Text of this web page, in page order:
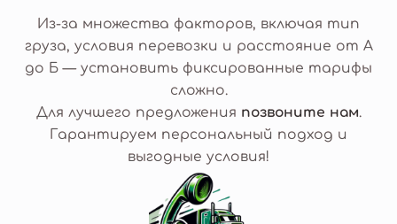
Из-за множества факторов, включая тип
груза, условия перевозки и расстояние от А
до Б — установить фиксированные тарифы
сложно.
Для лучшего предложения позвоните нам.
Гарантируем персональный подход и
выгодные условия!